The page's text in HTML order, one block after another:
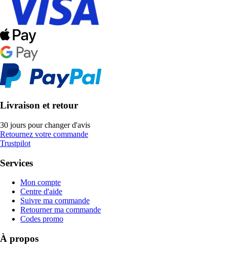
Livraison et retour
30 jours pour changer d'avis
Retournez votre commande
Trustpilot
Services
Mon compte
Centre d'aide
Suivre ma commande
Retourner ma commande
Codes promo
À propos